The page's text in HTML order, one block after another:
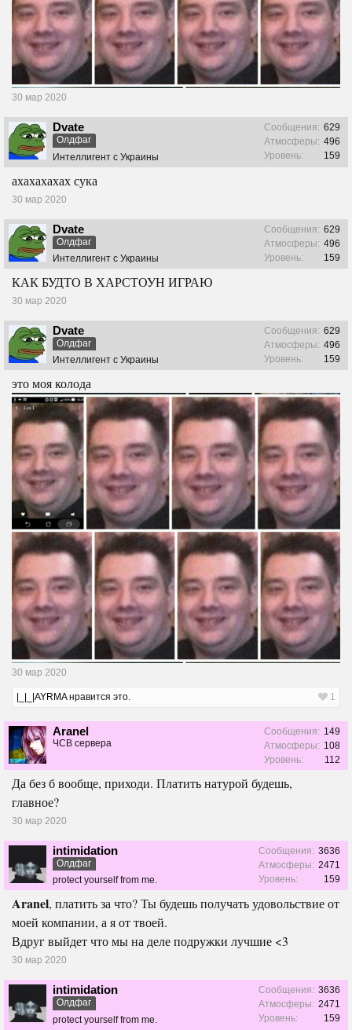
30 мар 2020
Dvate
Олдфаг
Интеллигент с Украины
Сообщения: 629
Атмосферы: 496
Уровень:
159
ахахахахах сука
30 мар 2020
Dvate
Олдфаг
Интеллигент с Украины
Сообщения: 629
Атмосферы: 496
Уровень:
159
КАК БУДТО В ХАРСТОУН ИГРАЮ
30 мар 2020
Dvate
Олдфаг
Интеллигент с Украины
Сообщения: 629
Атмосферы: 496
Уровень:
159
это моя колода
30 мар 2020
|_|_|AYRMAнравится это. 1
Aranel
ЧСВ сервера
Сообщения: 149
Атмосферы: 108
Уровень:
112
Да без б вообще, приходи. Платить натурой будешь,
главное?
30 мар 2020
intimidation
Олдфаг
protect yourself from me.
Сообщения: 3636
Атмосферы: 2471
Уровень:
159
Aranel, платить за что? Ты будешь получать удовольствие от
моей компании, а я от твоей.
Вдруг выйдет что мы на деле подружки лучшие <3
30 мар 2020
intimidation
Олдфаг
protect yourself from me.
Сообщения: 3636
Атмосферы: 2471
Уровень:
159